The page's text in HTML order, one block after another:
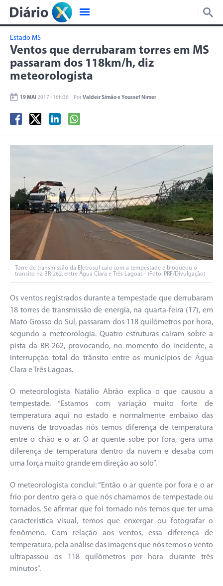
Estado MS
Ventos que derrubaram torres em MS
passaram dos 118km/h, diz
meteorologista
19 MAI 2017 - 16h:36 PorValdeir Simão e Youssef Nimer
Torre de transmissão da Eletrosul caiu com a tempestade e bloqueou o
transito na BR-262, entre Água Clara e Três Lagoas - (Foto: PRF/Divulgação)
Os ventos registrados durante a tempestade que derrubaram
18 torres de transmissão de energia, na quarta-feira (17), em
Mato Grosso do Sul, passaram dos 118 quilômetros por hora,
segundo a meteorologia. Quatro estruturas caíram sobre a
pista da BR-262, provocando, no momento do incidente, a
interrupção total do trânsito entre os municípios de Água
Clara e Três Lagoas.
O meteorologista Natálio Abrão explica o que causou a
tempestade. “Estamos com variação muito forte de
temperatura aqui no estado e normalmente embaixo das
nuvens de trovoadas nós temos diferença de temperatura
entre o chão e o ar. O ar quente sobe por fora, gera uma
diferença de temperatura dentro da nuvem e desaba com
uma força muito grande em direção ao solo”.
O meteorologista conclui: “Então o ar quente por fora e o ar
frio por dentro gera o que nós chamamos de tempestade ou
tornados. Se afirmar que foi tornado nós temos que ter uma
característica visual, temos que enxergar ou fotografar o
fenômeno. Com relação aos ventos, essa diferença de
temperatura, pela análise das imagens que nós temos o vento
ultrapassou os 118 quilômetros por hora durante três
minutos”.